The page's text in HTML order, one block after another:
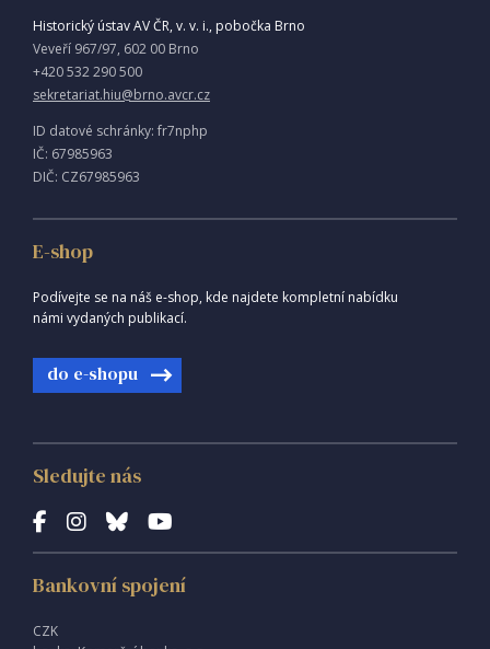
Historický ústav AV ČR, v. v. i., pobočka Brno
Veveří 967/97, 602 00 Brno
+420 532 290 500
sekretariat.hiu@brno.avcr.cz
ID datové schránky: fr7nphp
IČ: 67985963
DIČ: CZ67985963
E-shop
Podívejte se na náš e-shop, kde najdete kompletní nabídku
námi vydaných publikací.
do e-shopu
Sledujte nás
Bankovní spojení
CZK